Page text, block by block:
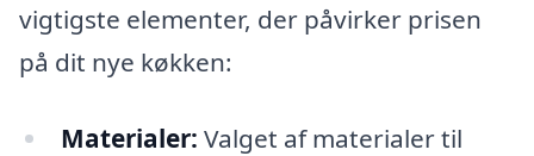
vigtigste elementer, der påvirker prisen
på dit nye køkken:
Materialer: Valget af materialer til